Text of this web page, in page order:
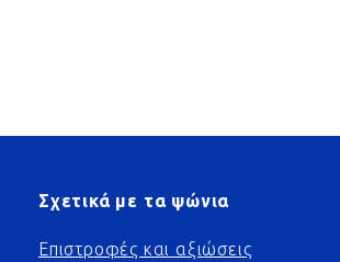
Σχετικά με τα ψώνια
Επιστροφές και αξιώσεις